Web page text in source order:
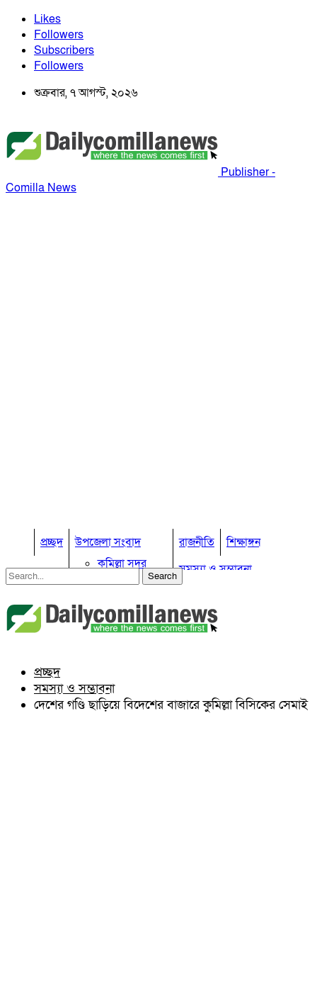
Likes
Followers
Subscribers
Followers
শুক্রবার, ৭ আগস্ট, ২০২৬
Publisher -
Comilla News
প্রচ্ছদ
উপজেলা সংবাদ
কুমিল্লা সদর
কুমিল্লা সদর দক্ষিণ
ব্রাহ্মণপাড়া
লাকসাম
বরুড়া
লালমাই
রাজনীতি
শিক্ষাঙ্গন
সমস্যা ও সম্ভাবনা
কুমিল্লা ভোটের হাওয়া
কুমিল্লার ঐতিহ্য
বিখ্যাত ব্যাক্তিত্ব
প্রচ্ছদ
সমস্যা ও সম্ভাবনা
দেশের গণ্ডি ছাড়িয়ে বিদেশের বাজারে কুমিল্লা বিসিকের সেমাই